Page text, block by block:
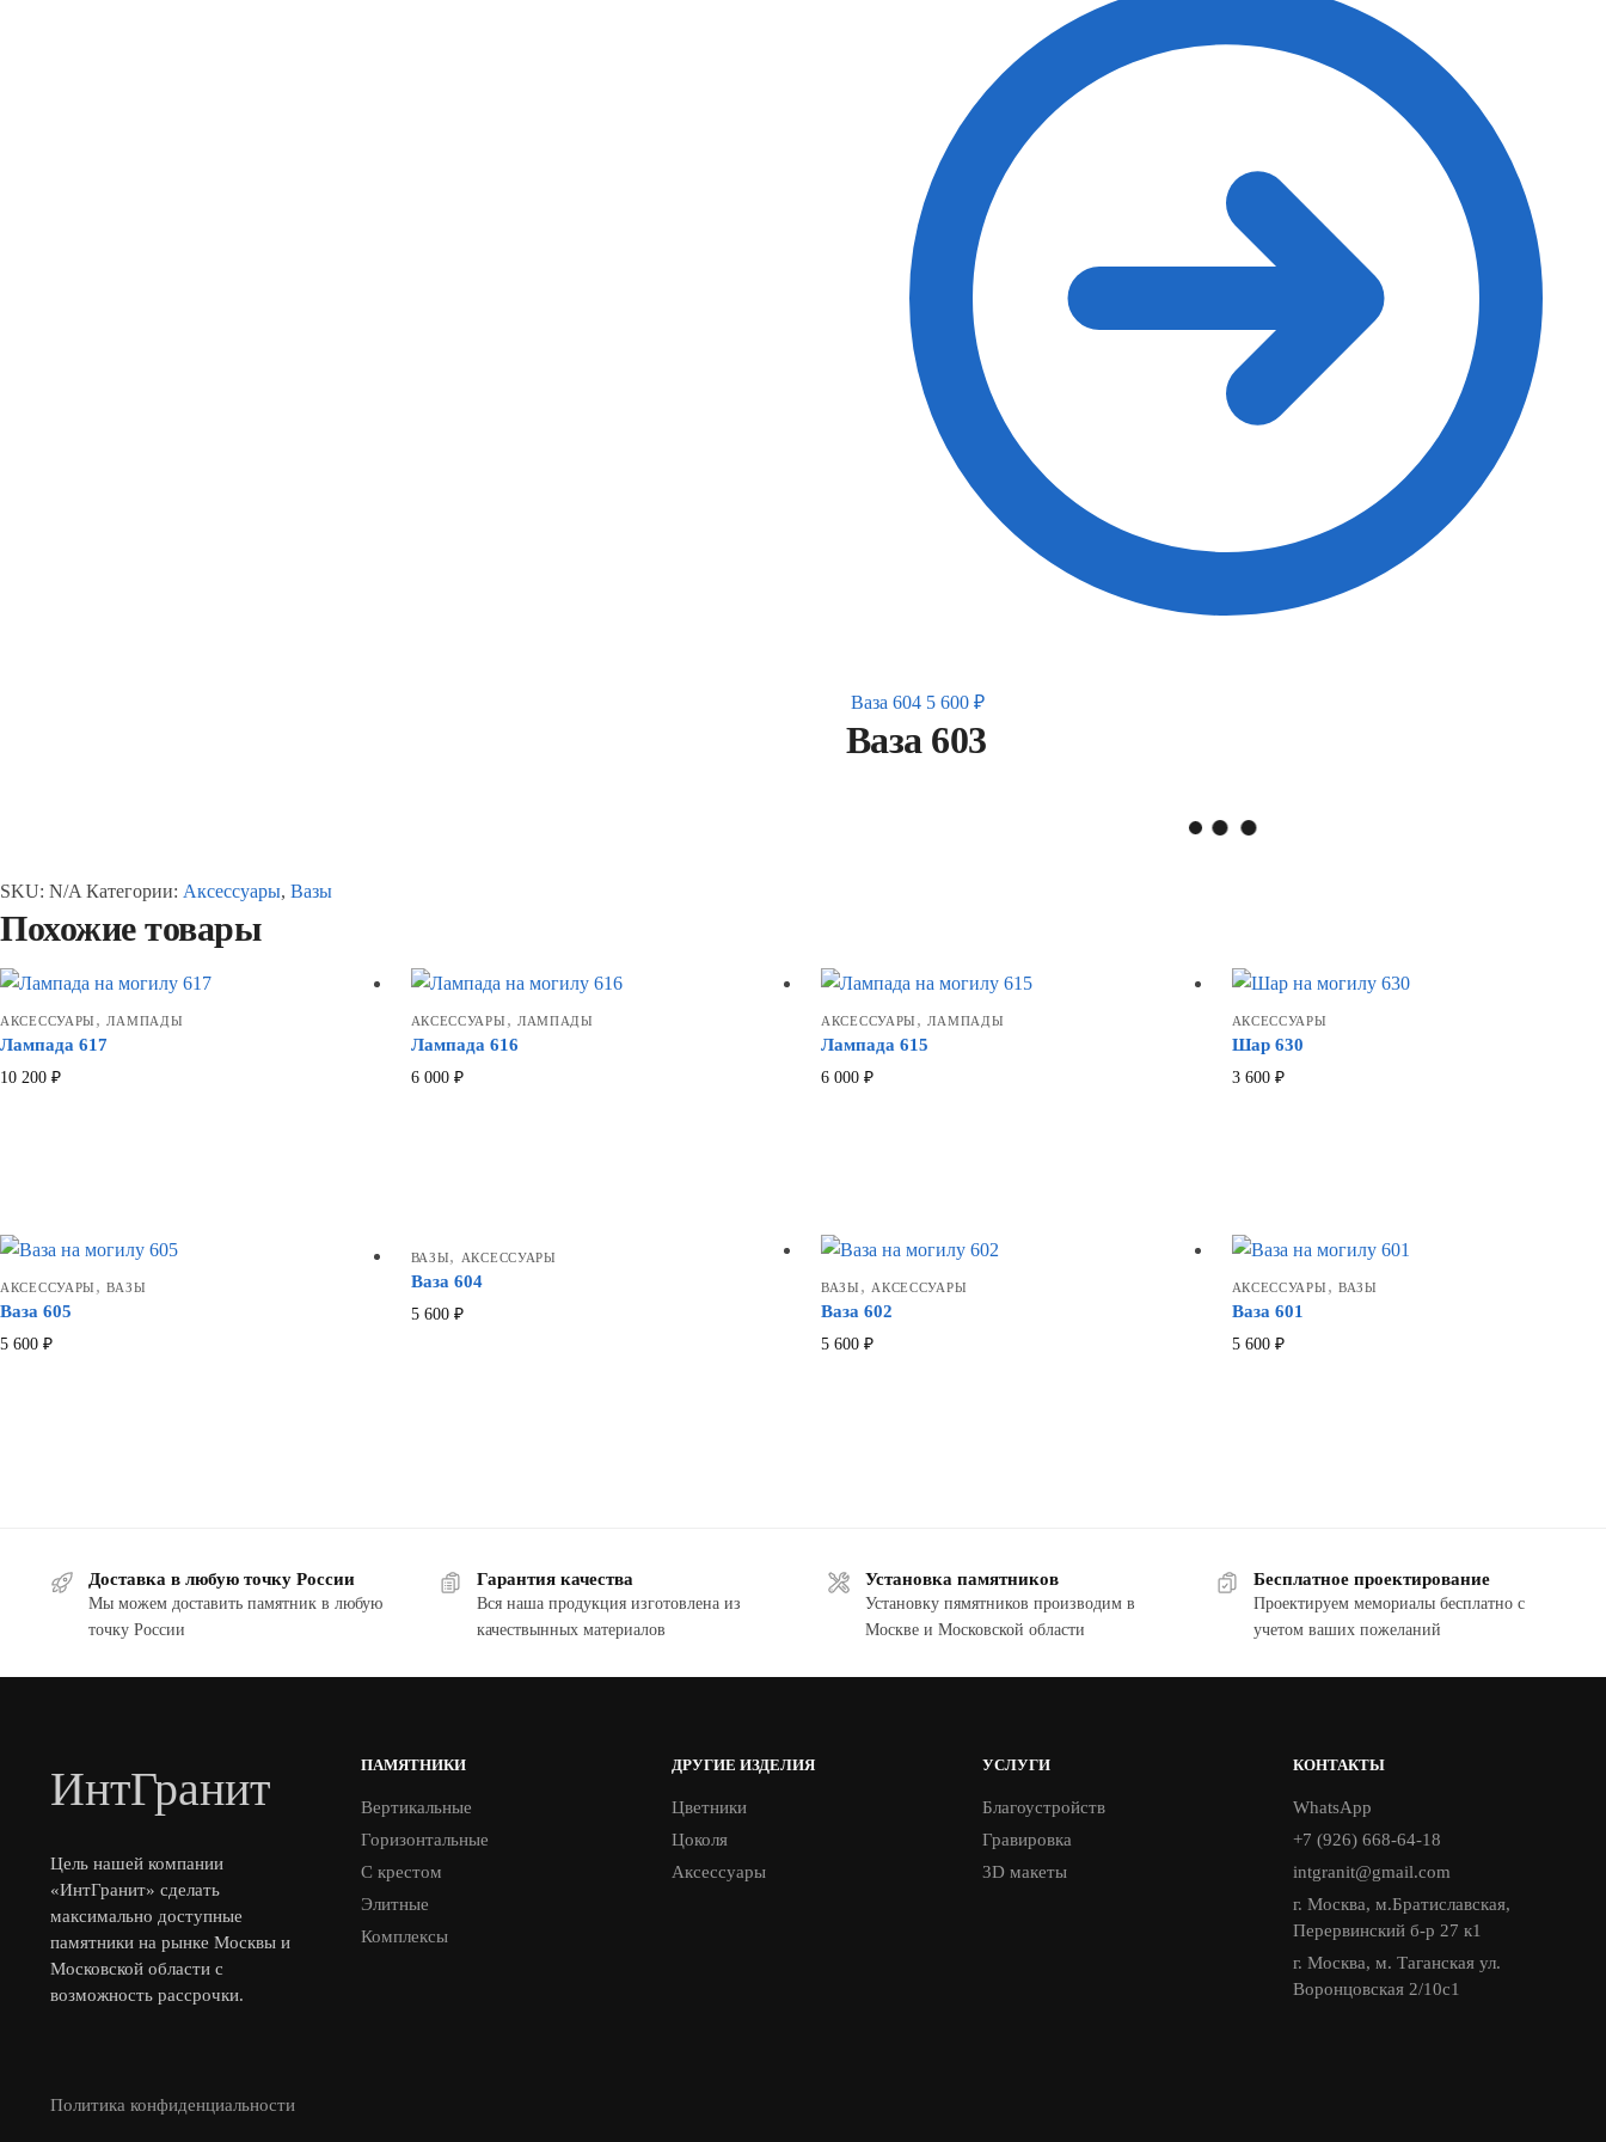
Ваза 604 5 600 ₽
Ваза 603
SKU: N/A Категории: Аксессуары, Вазы
Похожие товары
АКСЕССУАРЫ ,ЛАМПАДЫ
Лампада 617
10 200 ₽
АКСЕССУАРЫ , ЛАМПАДЫ
Лампада 616
6 000 ₽
АКСЕССУАРЫ ,ЛАМПАДЫ
Лампада 615
6 000 ₽
АКСЕССУАРЫ
Шар 630
3 600 ₽
АКСЕССУАРЫ ,ВАЗЫ
Ваза 605
5 600 ₽
ВАЗЫ, АКСЕССУАРЫ
Ваза 604
5 600 ₽
ВАЗЫ , АКСЕССУАРЫ
Ваза 602
5 600 ₽
АКСЕССУАРЫ , ВАЗЫ
Ваза 601
5 600 ₽
Доставка в любую точку России
Мы можем доставить памятник в любую
точку России
Гарантия качества
Вся наша продукция изготовлена из
качествынных материалов
Установка памятников
Установку пямятников производим в
Москве и Московской области
Бесплатное проектирование
Проектируем мемориалы бесплатно с
учетом ваших пожеланий
ИнтГранит
Цель нашей компании
«ИнтГранит» сделать
максимально доступные
памятники на рынке Москвы и
Московской области с
возможность рассрочки.
ПАМЯТНИКИ
Вертикальные
Горизонтальные
С крестом
Элитные
Комплексы
ДРУГИЕ ИЗДЕЛИЯ
Цветники
Цоколя
Аксессуары
УСЛУГИ
Благоустройств
Гравировка
3D макеты
КОНТАКТЫ
WhatsApp
+7 (926) 668-64-18
intgranit@gmail.com
г. Москва, м.Братиславская,
Перервинский б-р 27 к1
г. Москва, м. Таганская ул.
Воронцовская 2/10с1
Политика конфиденциальности